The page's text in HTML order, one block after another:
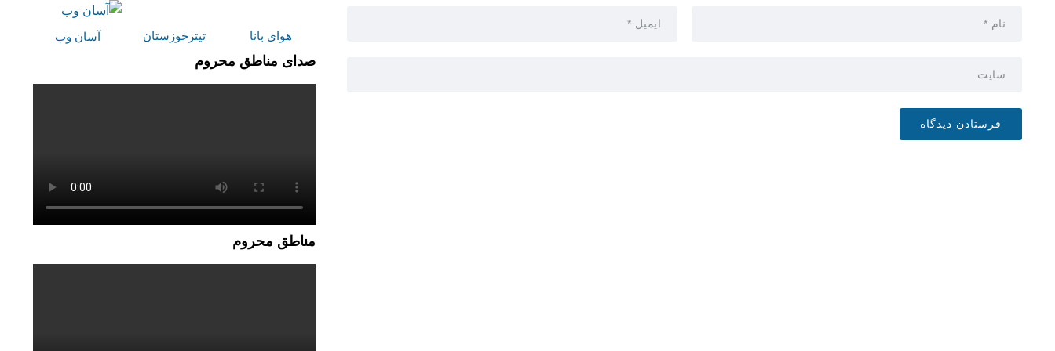
هوای بانا تیترخوزستان آسان وب
صدای مناطق محروم
مناطق محروم